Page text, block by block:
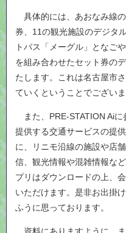
具体的には、あおなみ線
券、11の観光施設のデジタ
トバス「メーグル」となご
を組み合わせたセット券の
たします。これは名古屋市
ていくということでございま
また、PRE-STATION Ai
提供する交通サービスの提
に、リニモ沿線の施設や店
信、観光情報や混雑情報な
プリはダウンロードの上、
いただけます。是非お出掛
ふうに思っております。